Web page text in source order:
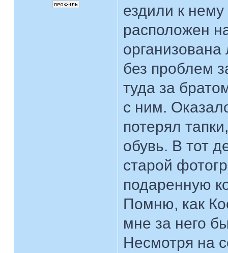
ездили к
расположен
без проблем
туда за
с ним.
потерял
обувь. В тот
старой
подаренную
Помню, как
мне за него
Несмотря на